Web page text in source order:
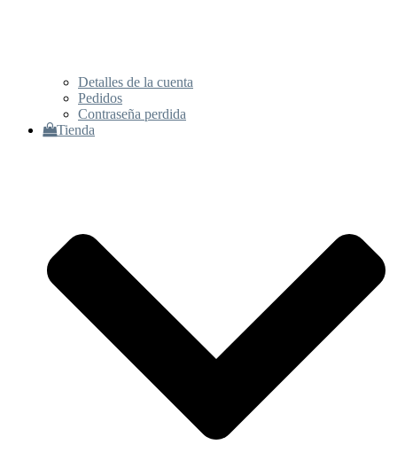
Detalles de la cuenta
Pedidos
Contraseña perdida
Tienda